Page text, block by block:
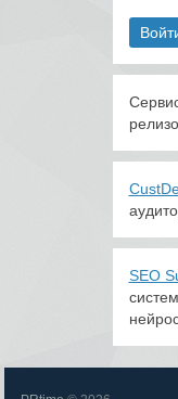
SEO